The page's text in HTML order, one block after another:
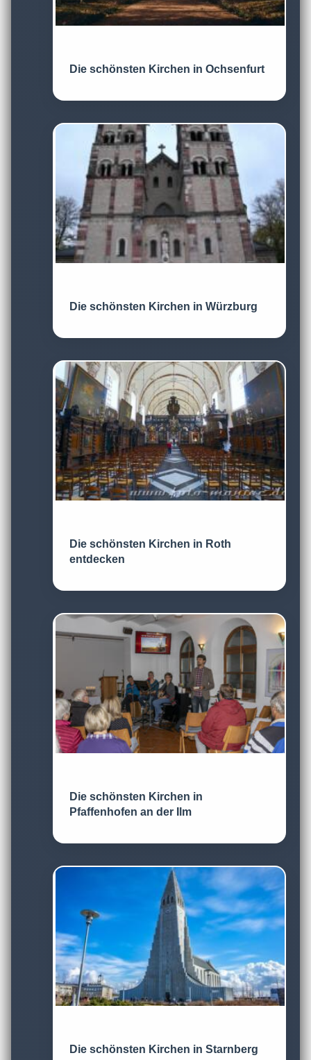
Die schönsten Kirchen in Ochsenfurt
Die schönsten Kirchen in Würzburg
Die schönsten Kirchen in Roth
entdecken
Die schönsten Kirchen in
Pfaffenhofen an der Ilm
Die schönsten Kirchen in Starnberg